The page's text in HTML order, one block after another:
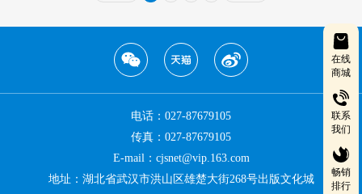
在线
商城
联系
我们
畅销
排行
电话：027-87679105
传真：027-87679105
E-mail：cjsnet@vip.163.com
地址：湖北省武汉市洪山区雄楚大街268号出版文化城